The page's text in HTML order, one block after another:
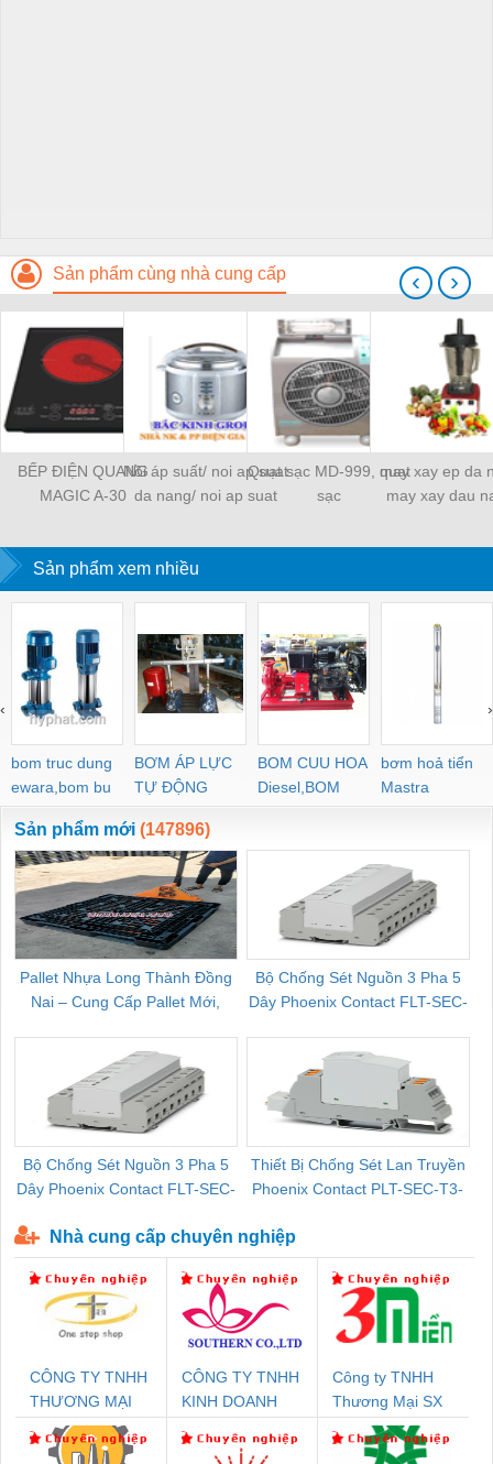
Sản phẩm cùng nhà cung cấp
BẾP ĐIỆN QUANG
MAGIC A-30
Nồi áp suất/ noi ap suat
da nang/ noi ap suat
Quạt sạc MD-999, quạt
sạc
may xay ep da
may xay dau
‹ ›
Sản phẩm xem nhiều
bom truc dung
ewara,bom bu
ewara
BƠM ÁP LỰC
TỰ ĐỘNG
BOM CUU HOA
Diesel,BOM
CHUA CHAY
bơm hoả tiển
Mastra
‹ ›
Sản phẩm mới (147896)
Pallet Nhựa Long Thành Đồng
Nai – Cung Cấp Pallet Mới,
Bộ Chống Sét Nguồn 3 Pha 5
Dây Phoenix Contact FLT-SEC-
Bộ Chống Sét Nguồn 3 Pha 5
Dây Phoenix Contact FLT-SEC-
Thiết Bị Chống Sét Lan Truyền
Phoenix Contact PLT-SEC-T3-
Nhà cung cấp chuyên nghiệp
CÔNG TY TNHH
THƯƠNG MẠI
THIÊN ÂN VIỆT
NAM
CÔNG TY TNHH
KINH DOANH
PHƯƠNG NAM
Công ty TNHH
Thương Mại SX
Ba Miền